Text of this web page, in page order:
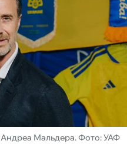
Андреа Мальдера. Фото: УАФ